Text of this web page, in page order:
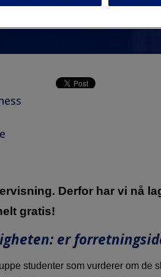
Derfor har vi nå
gratis!
er
studenter som vurderer om de